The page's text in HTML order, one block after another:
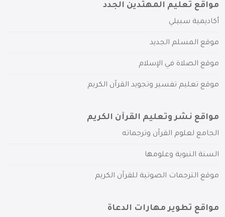
مواقع تعليم المهتدين الجدد
أكاديمية سبيلي
موقع المسلم الجديد
موقع الصلاة في الإسلام
موقع تعليم تفسير وتجويد القرآن الكريم
مواقع نشر وتعليم القرآن الكريم
الجامع لعلوم القرآن وترجماته
السنة النبوية وعلومها
موقع الترجمات الصوتية للقرآن الكريم
مواقع تطوير مهارات الدعاة